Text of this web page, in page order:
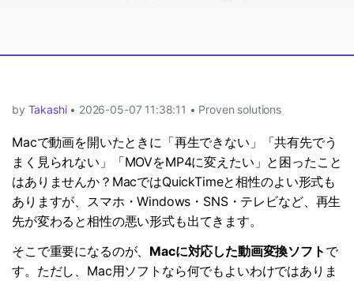
サポートセンター
動作環境
バージョン履歴
search
by Takashi• 2026-05-07 11:38:11 • Proven solutions
Macで動画を開いたときに「再生できない」「共有先でう
まく見られない」「MOVをMP4に変えたい」と困ったこと
はありませんか？MacではQuickTimeと相性のよい形式も
ありますが、スマホ・Windows・SNS・テレビなど、再生
先が変わると相性の悪い形式も出てきます。
そこで重要になるのが、 Macに対応した動画変換ソフト で
す。ただし、Mac用ソフトなら何でもよいわけではありま